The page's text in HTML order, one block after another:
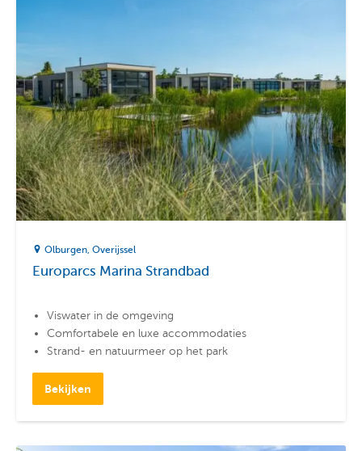
Olburgen Overijssel
Europarcs Marina Strandbad
Viswater in de omgeving
Comfortabele en luxe accommodaties
Strand- en natuurmeer op het park
Bekijken